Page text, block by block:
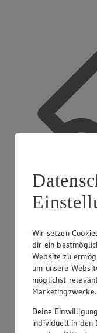
Wir setzen
dir ein
Website zu
um unsere
möglichst
Marketingzwecke.
Deine
individuell in den